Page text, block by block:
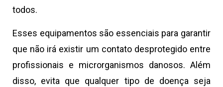
todos.
Esses equipamentos são essenciais para garantir
que não irá existir um contato desprotegido entre
profissionais e microrganismos danosos. Além
disso, evita que qualquer tipo de doença seja